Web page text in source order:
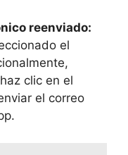
reenviado:
el
clic en ‌el
‍el correo